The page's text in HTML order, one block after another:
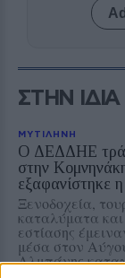
ΣΤΗΝ
ΜΥΤΙΛΗΝΗ
Ο ΔΕΔΔΗΕ
στην
εξαφανίστηκε
Ξενοδοχεία,
καταλύματα και
εστίασης
μέσα στον
Αλμπάνης